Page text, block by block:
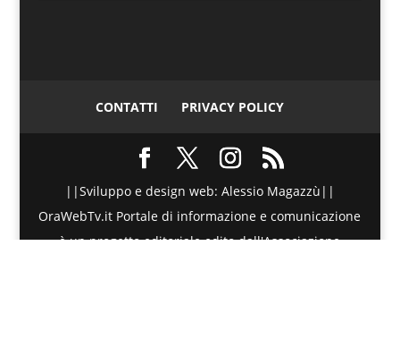
CONTATTI PRIVACY POLICY
||Sviluppo e design web: Alessio Magazzù||
OraWebTv.it Portale di informazione e comunicazione
è un progetto editoriale edito dall'Associazione